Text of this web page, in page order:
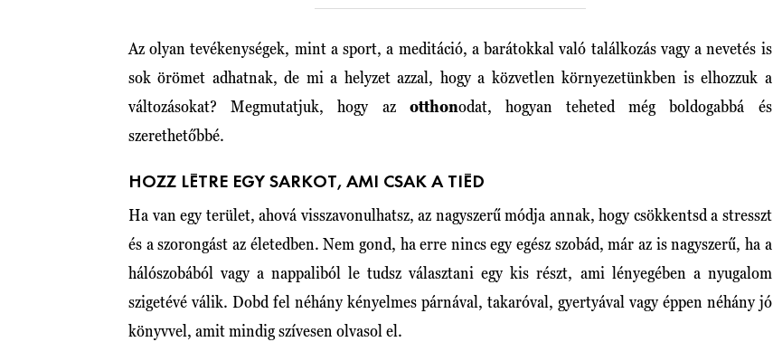
Az olyan tevékenységek, mint a sport, a meditáció, a barátokkal való találkozás vagy a nevetés is
sok örömet adhatnak, de mi a helyzet azzal, hogy a közvetlen környezetünkben is elhozzuk a
változásokat? Megmutatjuk, hogy az otthonodat, hogyan teheted még boldogabbá és
szerethetőbbé.
HOZZ LÉTRE EGY SARKOT, AMI CSAK A TIÉD
Ha van egy terület, ahová visszavonulhatsz, az nagyszerű módja annak, hogy csökkentsd a stresszt
és a szorongást az életedben. Nem gond, ha erre nincs egy egész szobád, már az is nagyszerű, ha a
hálószobából vagy a nappaliból le tudsz választani egy kis részt, ami lényegében a nyugalom
szigetévé válik. Dobd fel néhány kényelmes párnával, takaróval, gyertyával vagy éppen néhány jó
könyvvel, amit mindig szívesen olvasol el.